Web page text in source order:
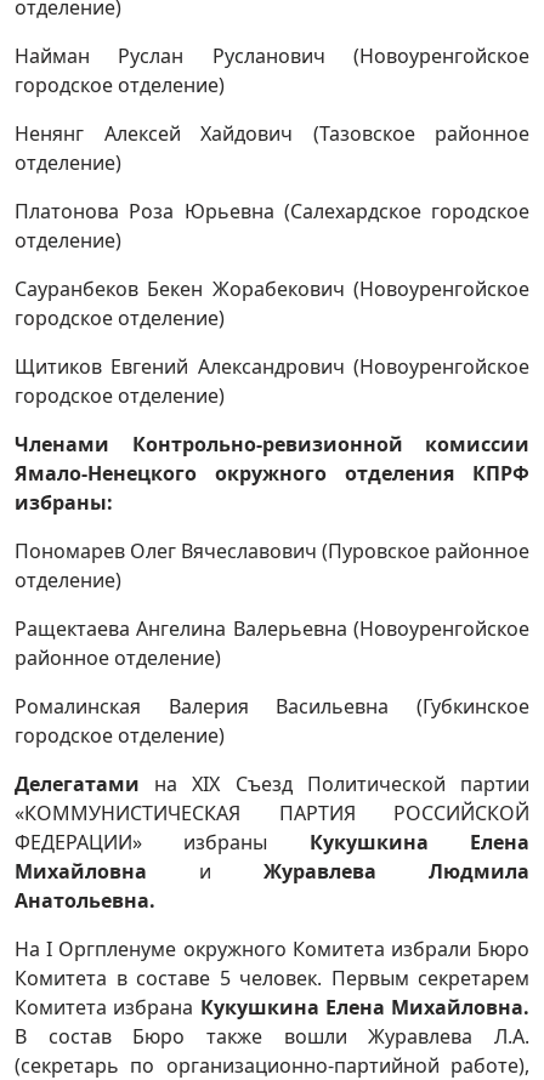
отделение)
Найман Руслан Русланович (Новоуренгойское
городское отделение)
Ненянг Алексей Хайдович (Тазовское районное
отделение)
Платонова Роза Юрьевна (Салехардское городское
отделение)
Сауранбеков Бекен Жорабекович (Новоуренгойское
городское отделение)
Щитиков Евгений Александрович (Новоуренгойское
городское отделение)
Членами Контрольно-ревизионной комиссии
Ямало-Ненецкого окружного отделения КПРФ
избраны:
Пономарев Олег Вячеславович (Пуровское районное
отделение)
Ращектаева Ангелина Валерьевна (Новоуренгойское
районное отделение)
Ромалинская Валерия Васильевна (Губкинское
городское отделение)
Делегатами на ХIХ Съезд Политической партии
«КОММУНИСТИЧЕСКАЯ ПАРТИЯ РОССИЙСКОЙ
ФЕДЕРАЦИИ» избраны Кукушкина Елена
Михайловна и Журавлева Людмила
Анатольевна.
На I Оргпленуме окружного Комитета избрали Бюро
Комитета в составе 5 человек. Первым секретарем
Комитета избрана Кукушкина Елена Михайловна.
В состав Бюро также вошли Журавлева Л.А.
(секретарь по организационно-партийной работе),